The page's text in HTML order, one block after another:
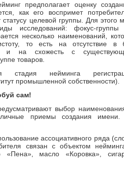
предполагает оценку
как его воспримет
статусу целевой группы. Для этого
исследований: фокус-группы
несколько наименований,
то есть на отсутствие в
и на схожесть с
товаров.
стадия нейминга
промышленной собственности).
сам!
выбор
приемы создания имени.
ассоциативного ряда
связан с объектом
«Пена», масло «Коровка»,